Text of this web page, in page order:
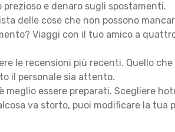
e denaro sugli spostamenti.
delle cose che non possono
Viaggi con il tuo amico a
le recensioni più recenti. Quello
il personale sia attento.
meglio essere preparati. Scegliere
va storto, puoi modificare la